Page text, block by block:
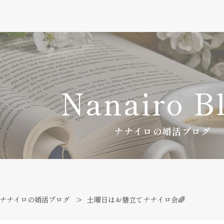
Nanairo
ナナイロの婚活ブログ
ナナイロの婚活ブログ 土曜日はお膳立てナナイロ会🌈